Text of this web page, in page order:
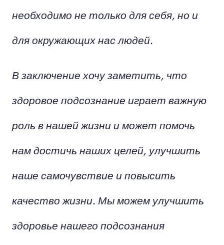
необходимо не только для себя, но и
для окружающих нас людей.
В заключение хочу заметить, что
здоровое подсознание играет важную
роль в нашей жизни и может помочь
нам достичь наших целей, улучшить
наше самочувствие и повысить
качество жизни. Мы можем улучшить
здоровье нашего подсознания